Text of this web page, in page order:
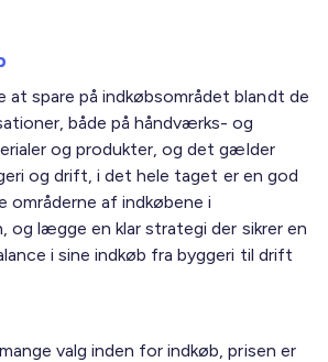
at spare på indkøbsområdet blandt de
både på håndværks- og
og produkter, og det gælder
og drift, i det hele taget er en god
områderne af indkøbene i
og lægge en klar strategi der sikrer en
i sine indkøb fra byggeri til drift
valg inden for indkøb, prisen er